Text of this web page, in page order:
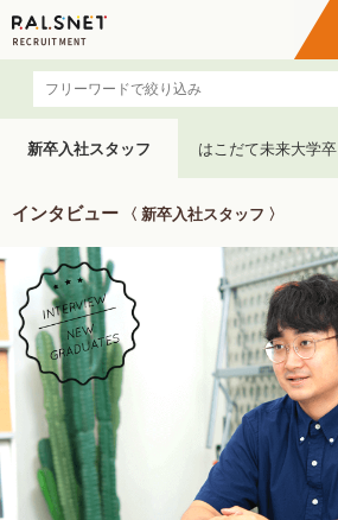
新卒入社スタッフ はこだて未来大学卒
インタビュー 〈 新卒入社スタッフ 〉